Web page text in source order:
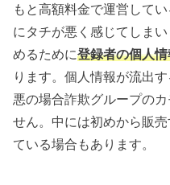
もと高額料金で運営して
にタチが悪く感じてしま
めるために登録者の個人
ります。個人情報が流出
悪の場合詐欺グループの
せん。中には初めから販
ている場合もあります。